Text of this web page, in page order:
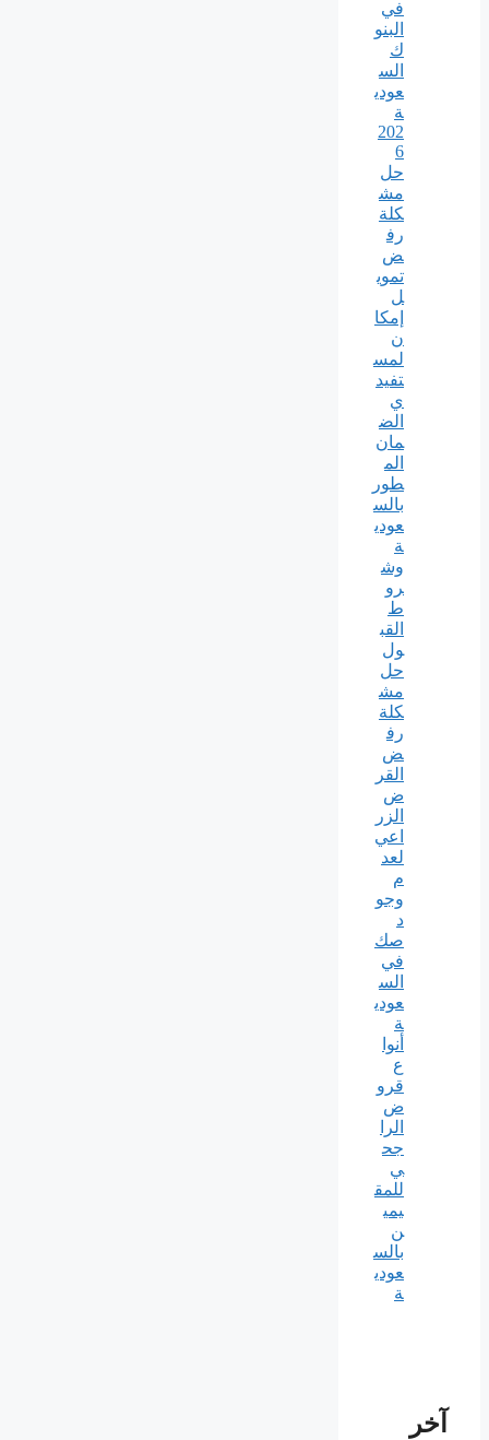
في
البنو
ك
الس
عودي
ة
202
6
حل
مش
كلة
رف
ض
تموي
ل
إمكا
ن
لمس
تفيد
ي
الض
مان
الم
طور
بالس
عودي
ة
وش
رو
ط
القب
ول
حل
مش
كلة
رف
ض
القر
ض
الزر
اعي
لعد
م
وجو
د
صك
في
الس
عودي
ة
أنوا
ع
قرو
ض
الرا
جح
ي
للمق
يمي
ن
بالس
عودي
ة
آخر